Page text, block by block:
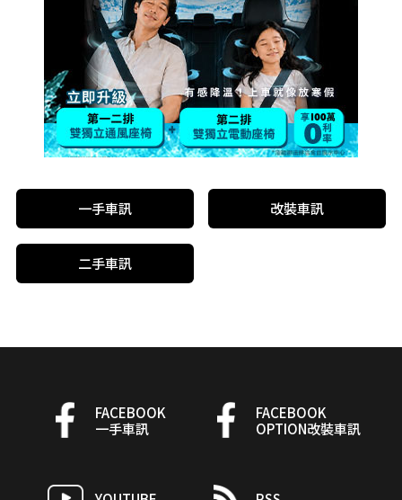
一手車訊 改裝車訊
二手車訊
FACEBOOK
一手車訊
FACEBOOK
OPTION改裝車訊